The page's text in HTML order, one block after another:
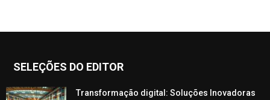
SELEÇÕES DO EDITOR
Transformação digital: Soluções Inovadoras